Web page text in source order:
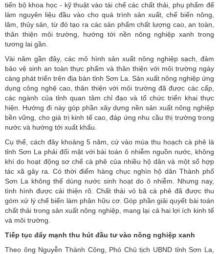
tiến bộ khoa học - kỹ thuật vào tái chế các chất thải, phụ phẩm để
làm nguyên liệu đầu vào cho quá trình sản xuất, chế biến nông,
lâm, thủy sản, từ đó tạo ra các sản phẩm chất lượng cao, an toàn,
thân thiện môi trường, hướng tới nền nông nghiệp xanh trong
tương lai gần.
Vài năm gần đây, các mô hình sản xuất nông nghiệp sạch, đảm
bảo vệ sinh an toàn thực phẩm và thân thiện với môi trường ngày
càng phát triển trên địa bàn tỉnh Sơn La. Sản xuất nông nghiệp ứng
dụng công nghệ cao, thân thiện với môi trường đã được các cấp,
các ngành của tỉnh quan tâm chỉ đạo và tổ chức triển khai thực
hiện. Hướng đi này góp phần xây dựng nền sản xuất nông nghiệp
bền vững, cho giá trị kinh tế cao, đáp ứng nhu cầu thị trường trong
nước và hướng tới xuất khẩu.
Cụ thể, cách đây khoảng 5 năm, cứ vào mùa thu hoạch cà phê là
tỉnh Sơn La phải đối mặt với bài toán ô nhiễm nguồn nước, không
khí do hoạt động sơ chế cà phê của nhiều hộ dân và một số hợp
tác xã gây ra. Có thời điểm hàng chục nghìn hộ dân Thành phố
Sơn La không thể dùng nước sinh hoạt do ô nhiễm. Nhưng nay,
tình hình được cải thiện rõ. Chất thải vỏ bã cà phê đã được thu
góm xử lý chế biến làm phân hữu cơ. Góp phần giải quyết bài toán
chất thải trong sản xuất nông nghiệp, mang lại cả hai lợi ích kinh tế
và môi trường.
Tiếp tục đẩy mạnh thu hút đầu tư vào nông nghiệp xanh
Theo ông Nguyễn Thành Công, Phó Chủ tịch UBND tỉnh Sơn La,